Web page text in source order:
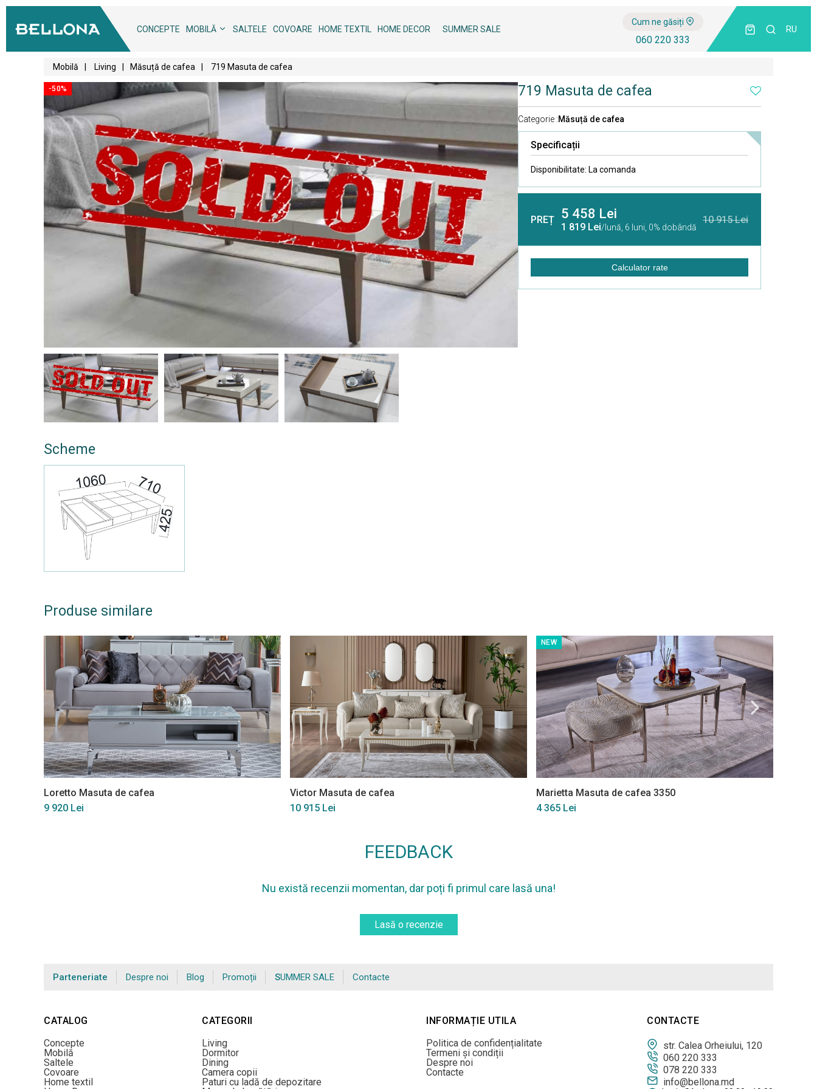
CONCEPTE MOBILĂ SALTELE COVOARE HOME TEXTIL HOME DECOR SUMMER SALE
Cum ne găsiți
060 220 333
RU
Mobilă Living Măsuță de cafea 719 Masuta de cafea
-50% 719 Masuta de cafea
Categorie :Măsuță de cafea
Specificații
Disponibilitate: La comanda
PREȚ 5 458 Lei
1 819 Lei/lună, 6 luni, 0% dobândă
10 915 Lei
Calculator rate
Scheme
Produse similare
Loretto Masuta de cafea
9 920 Lei
Victor Masuta de cafea
10 915 Lei
NEW
Marietta Masuta de cafea 3350
4 365 Lei
FEEDBACK
Nu există recenzii momentan, dar poți fi primul care lasă una!
Lasă o recenzie
Parteneriate Despre noi Blog Promoții SUMMER SALE Contacte
CATALOG
Concepte
Mobilă
Saltele
Covoare
Home textil
CATEGORII
Living
Dormitor
Dining
Camera copii
Paturi cu ladă de depozitare
INFORMAȚIE UTILA
Politica de confidențialitate
Termeni și condiții
Despre noi
Contacte
CONTACTE
str. Calea Orheiului, 120
060 220 333
078 220 333
info@bellona.md